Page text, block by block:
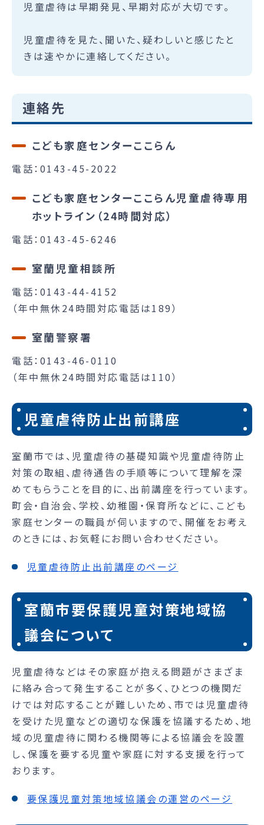
児童虐待は早期発見、早期対応が大切です。
児童虐待を見た、聞いた、疑わしいと感じたと
きは速やかに連絡してください。
連絡先
こども家庭センターここらん
電話：0143-45-2022
こども家庭センターここらん児童虐待専用
ホットライン（24時間対応）
電話：0143-45-6246
室蘭児童相談所
電話：0143-44-4152
（年中無休24時間対応電話は189）
室蘭警察署
電話：0143-46-0110
（年中無休24時間対応電話は110）
児童虐待防止出前講座
室蘭市では、児童虐待の基礎知識や児童虐待防止
対策の取組、虐待通告の手順等について理解を深
めてもらうことを目的に、出前講座を行っています。
町会・自治会、学校、幼稚園・保育所などに、こども
家庭センターの職員が伺いますので、開催をお考え
のときには、お気軽にお問い合わせください。
児童虐待防止出前講座のページ
室蘭市要保護児童対策地域協
議会について
児童虐待などはその家庭が抱える問題がさまざま
に絡み合って発生することが多く、ひとつの機関だ
けでは対応することが難しいため、市では児童虐待
を受けた児童などの適切な保護を協議するため、地
域の児童虐待に関わる機関等による協議会を設置
し、保護を要する児童や家庭に対する支援を行って
おります。
要保護児童対策地域協議会の運営のページ